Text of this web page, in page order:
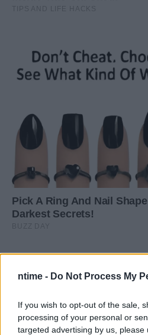
ntime - Do Not Process My
If you wish to opt-out of the sale,
processing of your personal or
targeted advertising by us, please